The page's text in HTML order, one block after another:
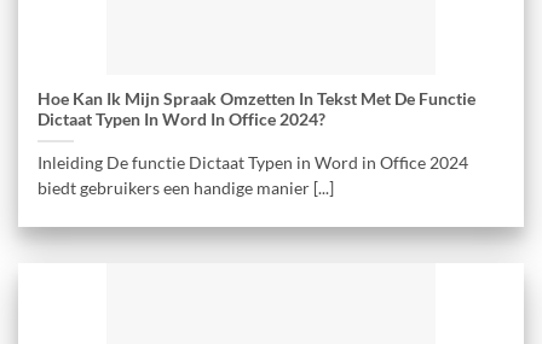
Hoe Kan Ik Mijn Spraak Omzetten In Tekst Met De Functie
Dictaat Typen In Word In Office 2024?
Inleiding De functie Dictaat Typen in Word in Office 2024
biedt gebruikers een handige manier [...]